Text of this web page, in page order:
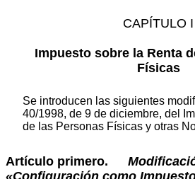
CAPÍTULO I
Impuesto sobre la Renta
Físicas
Se introducen las siguientes
40/1998, de 9 de diciembre, del
de las Personas Físicas y otras
Artículo primero.
«Configuración como